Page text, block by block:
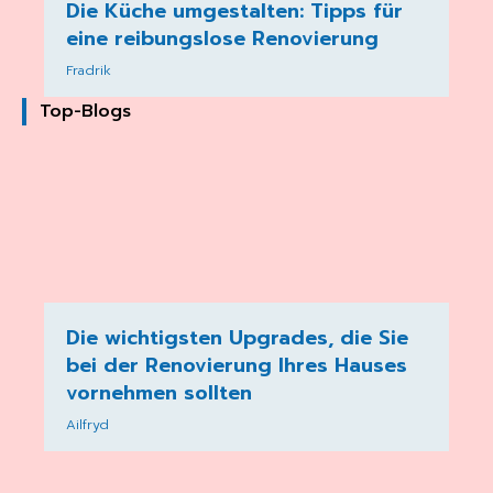
Die Küche umgestalten: Tipps für
eine reibungslose Renovierung
Fradrik
Top-Blogs
Die wichtigsten Upgrades, die Sie
bei der Renovierung Ihres Hauses
vornehmen sollten
Ailfryd